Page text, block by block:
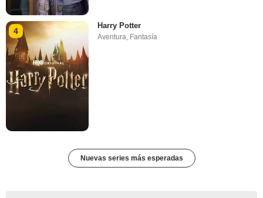
4
Harry Potter
Aventura Fantasía
Nuevas series más esperadas